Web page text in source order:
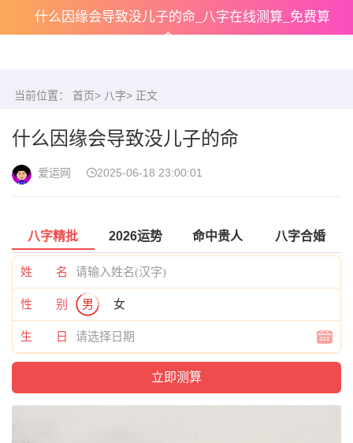
什么因缘会导致没儿子的命_八字在线测算_免费算
命
当前位置： 首页> 八字> 正文
什么因缘会导致没儿子的命
爱运网 2025-06-18 23:00:01
八字精批 2026运势 命中贵人 八字合婚
姓 名
性 别 男 女
生 日